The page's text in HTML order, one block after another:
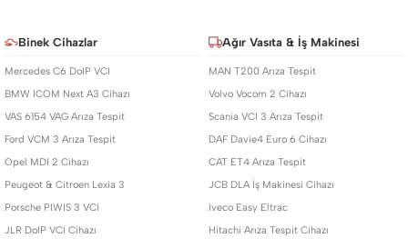
Binek Cihazlar
Mercedes C6 DoIP VCI
BMW ICOM Next A3 Cihazı
VAS 6154 VAG Arıza Tespit
Ford VCM 3 Arıza Tespit
Opel MDI 2 Cihazı
Peugeot & Citroen Lexia 3
Porsche PIWIS 3 VCI
JLR DoIP VCI Cihazı
Ağır Vasıta & İş Makinesi
MAN T200 Arıza Tespit
Volvo Vocom 2 Cihazı
Scania VCI 3 Arıza Tespit
DAF Davie4 Euro 6 Cihazı
CAT ET4 Arıza Tespit
JCB DLA İş Makinesi Cihazı
Iveco Easy Eltrac
Hitachi Arıza Tespit Cihazı